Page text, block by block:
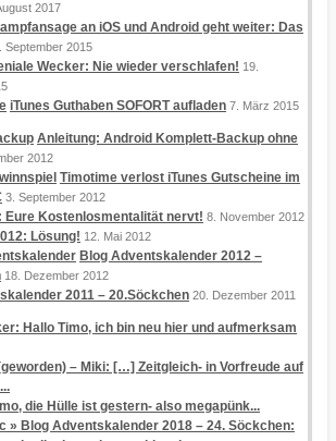
2017
an iOS und Android geht weiter: Das
September 2015
Wecker: Nie wieder verschlafen! 19.
iTunes Guthaben SOFORT aufladen 7. März 2015
Anleitung: Android Komplett-Backup ohne
2012
Timotime verlost iTunes Gutscheine im
3. September 2012
Eure Kostenlosmentalität nervt! 8. November 2012
Lösung! 12. Mai 2012
Blog Adventskalender 2012 –
18. Dezember 2012
2011 – 20.Söckchen 20. Dezember 2011
Hallo Timo, ich bin neu hier und aufmerksam
– Miki: […] Zeitgleich- in Vorfreude auf
die Hülle ist gestern- also megapünk...
» Blog Adventskalender 2018 – 24. Söckchen: